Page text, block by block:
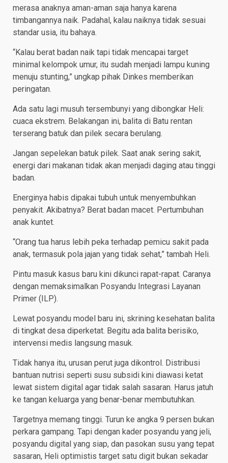
merasa anaknya aman-aman saja hanya karena
timbangannya naik. Padahal, kalau naiknya tidak sesuai
standar usia, itu bahaya.
“Kalau berat badan naik tapi tidak mencapai target
minimal kelompok umur, itu sudah menjadi lampu kuning
menuju stunting,” ungkap pihak Dinkes memberikan
peringatan.
Ada satu lagi musuh tersembunyi yang dibongkar Heli:
cuaca ekstrem. Belakangan ini, balita di Batu rentan
terserang batuk dan pilek secara berulang.
Jangan sepelekan batuk pilek. Saat anak sering sakit,
energi dari makanan tidak akan menjadi daging atau tinggi
badan.
Energinya habis dipakai tubuh untuk menyembuhkan
penyakit. Akibatnya? Berat badan macet. Pertumbuhan
anak kuntet.
“Orang tua harus lebih peka terhadap pemicu sakit pada
anak, termasuk pola jajan yang tidak sehat,” tambah Heli.
Pintu masuk kasus baru kini dikunci rapat-rapat. Caranya
dengan memaksimalkan Posyandu Integrasi Layanan
Primer (ILP).
Lewat posyandu model baru ini, skrining kesehatan balita
di tingkat desa diperketat. Begitu ada balita berisiko,
intervensi medis langsung masuk.
Tidak hanya itu, urusan perut juga dikontrol. Distribusi
bantuan nutrisi seperti susu subsidi kini diawasi ketat
lewat sistem digital agar tidak salah sasaran. Harus jatuh
ke tangan keluarga yang benar-benar membutuhkan.
Targetnya memang tinggi. Turun ke angka 9 persen bukan
perkara gampang. Tapi dengan kader posyandu yang jeli,
posyandu digital yang siap, dan pasokan susu yang tepat
sasaran, Heli optimistis target satu digit bukan sekadar